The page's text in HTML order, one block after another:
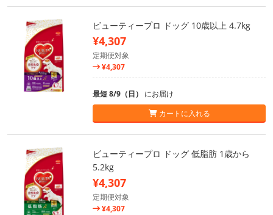
ビューティープロ ドッグ 10歳以上 4.7kg
¥4,307
定期便対象
¥4,307
最短 8/9（日） にお届け
カートに入れる
ビューティープロ ドッグ 低脂肪 1歳から
5.2kg
¥4,307
定期便対象
¥4,307